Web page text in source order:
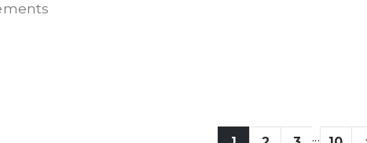
...